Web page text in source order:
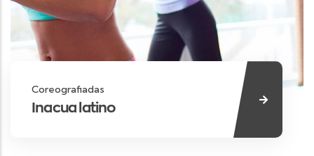
Coreografiadas
Inacua latino